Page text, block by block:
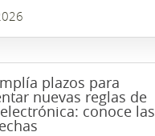
plazos para
nuevas reglas de
conoce las